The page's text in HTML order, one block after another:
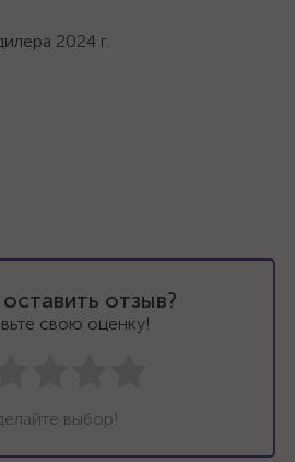
2024 г.
отзыв?
свою оценку!
выбор!